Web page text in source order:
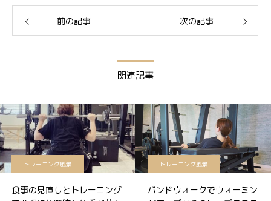
前の記事 次の記事
関連記事
トレーニング風景
食事の見直しとトレーニング
トレーニング風景
バンドウォークでウォーミン